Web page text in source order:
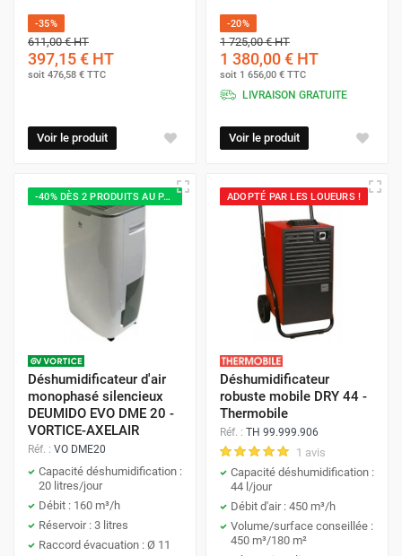
-35%
611,00 €HT
397,15 € HT
soit 476,58 € TTC
Voir le produit
-20%
1 725,00 €HT
1 380,00 € HT
soit 1 656,00 € TTC
LIVRAISON GRATUITE
Voir le produit
-40% DÈS 2 PRODUITS AU PANIER
Déshumidificateur d'air
monophasé silencieux
DEUMIDO EVO DME 20 -
VORTICE-AXELAIR
Réf. : VO DME20
Capacité déshumidification :
20 litres/jour
Débit : 160 m³/h
Réservoir : 3 litres
Raccord évacuation : Ø 11
ADOPTÉ PAR LES LOUEURS !
Déshumidificateur
robuste mobile DRY 44 -
Thermobile
Réf. : TH 99.999.906
1 avis
Capacité déshumidification :
44 l/jour
Débit d'air : 450 m³/h
Volume/surface conseillée :
450 m³/180 m²